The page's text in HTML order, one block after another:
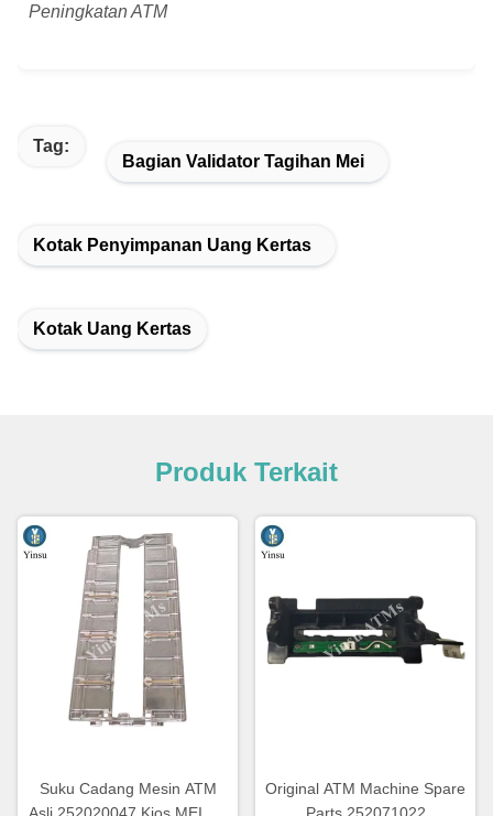
Peningkatan ATM
Tag:
Bagian Validator Tagihan Mei
Kotak Penyimpanan Uang Kertas
Kotak Uang Kertas
Produk Terkait
Suku Cadang Mesin ATM
Original ATM Machine Spare